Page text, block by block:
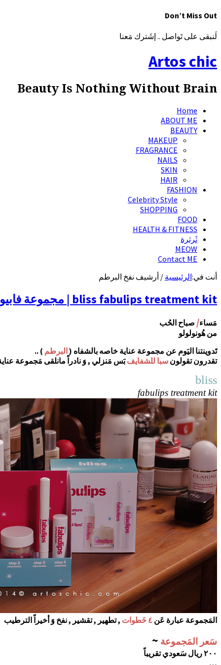
Don’t Miss Out
لَنبقى على تَواصل .. إشَترك مَعنا
Artos chic
Beauty Is Nothing Without Brain
Home
ABOUT ME
BEAUTY
MAKEUP
FRAGRANCE
NAILS
SKIN
HAIR
FASHION
Celebrity Style
SHOPPING
FOOD
HEALTH & FITNESS
ثَرثرة
MEOW
Contact ME
أنت في:الرئيسية / أرشيف نفخ البرطم
bliss fabulips treatment kit | مجموعة فابيوليبز من بلِس لمعالجة الشفاه
مَساء/ صباح الحُب
من هُونولولو
تَدوينتنا اليَوم عن مجموعة عناية خاصه بالشفاه ( البرطم ) ..
تقدرون تقولون سبا للشفايفبَس مَنزلي , وَ نادراً مانلقى مَجموعة
bliss
fabulips treatment kit
المَجموعة عبارة عَن ٤ خَطوات , تطهير , تقشير , نفخ وَ أخيراً الترطيب
سَعر المَجموعة ~
٢٠٠ ريال سَعودي تقريباً